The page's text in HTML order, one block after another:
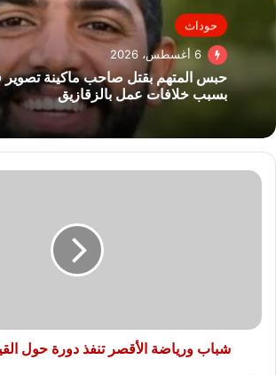
حوداث
6 أغسطس، 2026
حبس المتهم بقتل صاحب ماكينة
بسبب خلافات عمل بالزقازيق
شباب
شباب ورياضة الأقصر تنفذ دورة حول